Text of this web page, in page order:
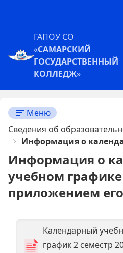
ГАПОУ СО
«САМАРСКИЙ
ГОСУДАРСТВЕННЫЙ
КОЛЛЕДЖ»
Меню
Сведения об
Информация о
Информация о
учебном графике
приложением
Календарный
график 2 семестр